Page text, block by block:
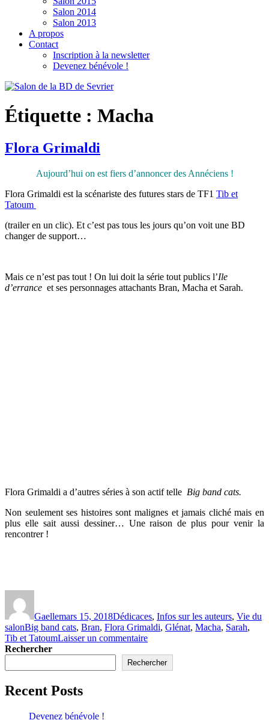
Salon 2014
Salon 2013
A propos
Contact
Inscription à la newsletter
Devenez bénévole !
Étiquette : Macha
Flora Grimaldi
Aujourd’hui on est fiers d’annoncer des Annéciens !
Flora Grimaldi est la scénariste des futures stars de TF1 Tib et
Tatoum
(trailer en un clic). Et c’est pas tous les jours qu’on voit une BD
changer de support…
Mais ce n’est pas tout ! On lui doit la série tout publics l’Ile
d’errance et ses personnages attachants Bran, Macha et Sarah.
Flora Grimaldi a d’autres séries à son actif telle Big band cats.
Non seulement ses histoires sont malignes et jamais cliché mais en
plus elle sait aussi dessiner… Une raison de plus pour venir la
rencontrer !
Gaellemars 15, 2018Dédicaces, Infos sur les auteurs, Vie du
salonBig band cats, Bran, Flora Grimaldi, Glénat, Macha, Sarah,
Tib et TatoumLaisser un commentaire
Rechercher
Rechercher
Recent Posts
Devenez bénévole !